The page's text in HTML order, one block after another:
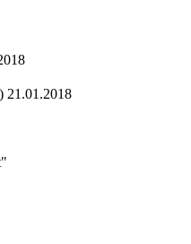
21.01.2018